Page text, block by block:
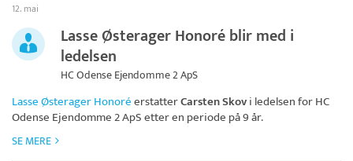
12. mai
Lasse Østerager Honoré blir med i
ledelsen
HC Odense Ejendomme 2 ApS
Lasse Østerager HonoréerstatterCarsten Skovi ledelsen forHC
Odense Ejendomme 2 ApSetter en periode på 9 år.
SE MERE